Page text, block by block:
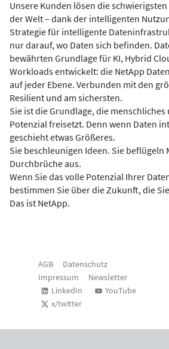
Unsere Kunden lösen die
der Welt – dank der intelligenten
Strategie für intelligente
nur darauf, wo Daten sich befinden.
bewährten Grundlage für KI, Hybrid
Workloads entwickelt: die NetApp
auf jeder Ebene. Verbunden mit den
Resilient und am sichersten.
Sie ist die Grundlage, die
Potenzial freisetzt. Denn wenn Daten
geschieht etwas Größeres.
Sie beschleunigen Ideen. Sie beflügeln
Durchbrüche aus.
Wenn Sie das volle Potenzial Ihrer
bestimmen Sie über die Zukunft, die
Das ist NetApp.
AGB
Datenschutz
Impressum
Newsletter
LinkedIn
YouTube
x/twitter